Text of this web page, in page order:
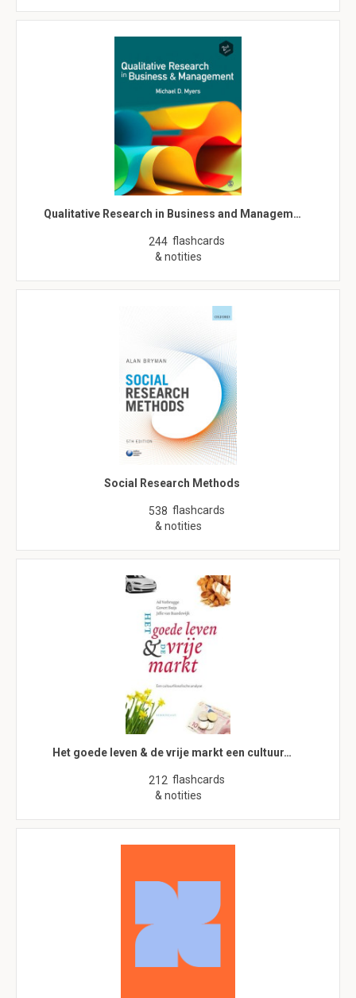
Qualitative Research in Business and Managem…
244 flashcards
& notities
Social Research Methods
538 flashcards
& notities
Het goede leven & de vrije markt een cultuur…
212 flashcards
& notities